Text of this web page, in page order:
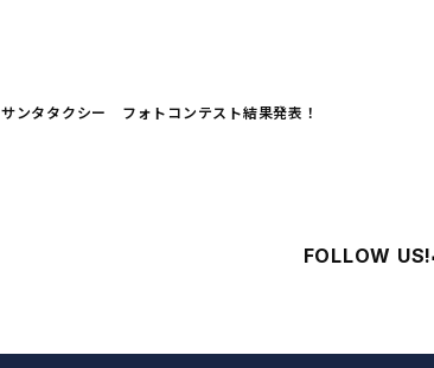
サンタタクシー フォトコンテスト結果発表！
FOLLOW US!